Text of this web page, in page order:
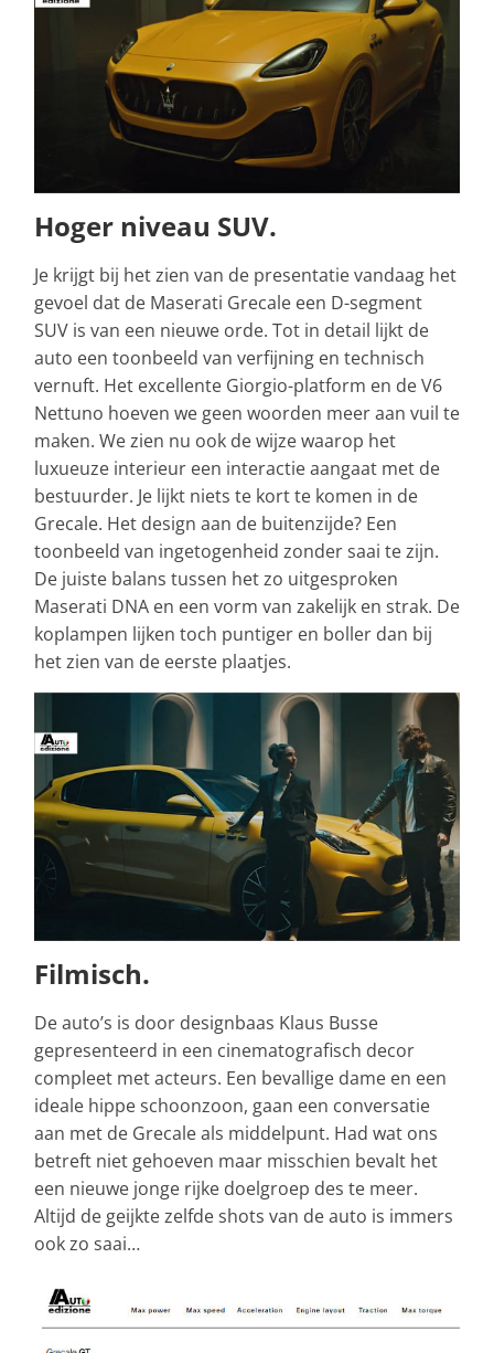
Hoger niveau SUV.
Je krijgt bij het zien van de presentatie vandaag het
gevoel dat de Maserati Grecale een D-segment
SUV is van een nieuwe orde. Tot in detail lijkt de
auto een toonbeeld van verfijning en technisch
vernuft. Het excellente Giorgio-platform en de V6
Nettuno hoeven we geen woorden meer aan vuil te
maken. We zien nu ook de wijze waarop het
luxueuze interieur een interactie aangaat met de
bestuurder. Je lijkt niets te kort te komen in de
Grecale. Het design aan de buitenzijde? Een
toonbeeld van ingetogenheid zonder saai te zijn.
De juiste balans tussen het zo uitgesproken
Maserati DNA en een vorm van zakelijk en strak. De
koplampen lijken toch puntiger en boller dan bij
het zien van de eerste plaatjes.
Filmisch.
De auto’s is door designbaas Klaus Busse
gepresenteerd in een cinematografisch decor
compleet met acteurs. Een bevallige dame en een
ideale hippe schoonzoon, gaan een conversatie
aan met de Grecale als middelpunt. Had wat ons
betreft niet gehoeven maar misschien bevalt het
een nieuwe jonge rijke doelgroep des te meer.
Altijd de geijkte zelfde shots van de auto is immers
ook zo saai…